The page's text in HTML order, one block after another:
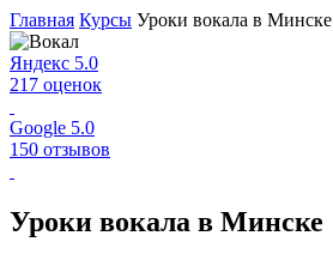
Главная Курсы Уроки вокала в Минске
Яндекс 5.0
217 оценок
Google 5.0
150 отзывов
Уроки вокала в Минске